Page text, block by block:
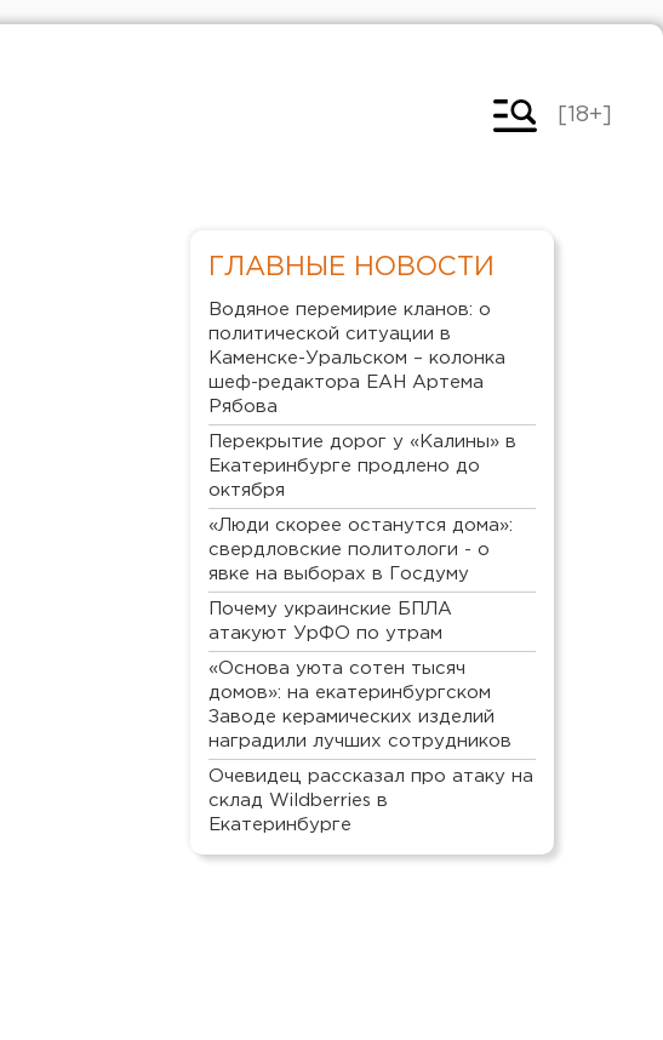
[18+]
ГЛАВНЫЕ НОВОСТИ
Водяное перемирие кланов: о
политической ситуации в
Каменске-Уральском – колонка
шеф-редактора ЕАН Артема
Рябова
Перекрытие дорог у «Калины» в
Екатеринбурге продлено до
октября
«Люди скорее останутся дома»:
свердловские политологи - о
явке на выборах в Госдуму
Почему украинские БПЛА
атакуют УрФО по утрам
«Основа уюта сотен тысяч
домов»: на екатеринбургском
Заводе керамических изделий
наградили лучших сотрудников
Очевидец рассказал про атаку на
склад Wildberries в
Екатеринбурге